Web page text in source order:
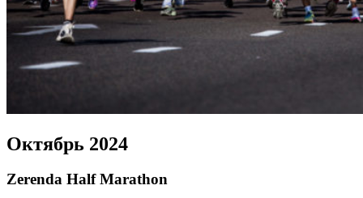
Октябрь 2024
Zerenda Half Marathon